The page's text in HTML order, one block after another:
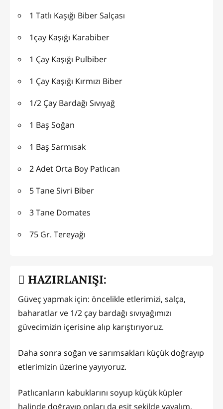
1 Tatlı Kaşığı Biber Salçası
1çay Kaşığı Karabiber
1 Çay Kaşığı Pulbiber
1 Çay Kaşığı Kırmızı Biber
1/2 Çay Bardağı Sıvıyağ
1 Baş Soğan
1 Baş Sarmısak
2 Adet Orta Boy Patlıcan
5 Tane Sivri Biber
3 Tane Domates
75 Gr. Tereyağı
HAZIRLANIŞI:
Güveç yapmak için: öncelikle etlerimizi, salça,
baharatlar ve 1/2 çay bardağı sıvıyağımızı
güvecimizin içerisine alıp karıştırıyoruz.
Daha sonra soğan ve sarımsakları küçük doğrayıp
etlerimizin üzerine yayıyoruz.
Patlıcanların kabuklarını soyup küçük küpler
halinde doğrayıp onları da eşit şekilde yayalım.